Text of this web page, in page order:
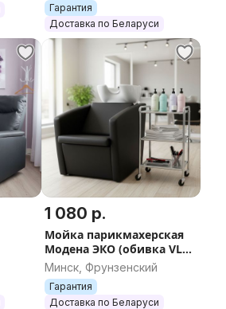
Гарантия
Доставка по Беларуси
1 080 р.
Мойка парикмахерская
Модена ЭКО (обивка VLK
600, К02, белая)
Минск, Фрунзенский
Гарантия
Доставка по Беларуси